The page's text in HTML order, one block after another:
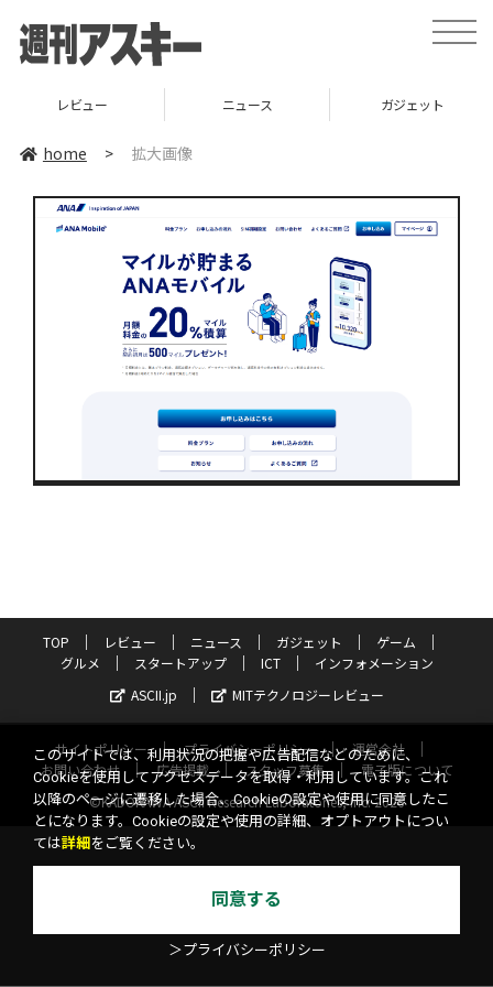
toggle
レビュー ニュース ガジェット
home > 拡大画像
TOP レビュー ニュース ガジェット
ゲーム
グルメ
スタートアップ ICT
インフォメーション
ASCII.jp
MITテクノロジーレビュー
サイトポリシー プライバシーポリシー
運営会社
お問い合わせ
広告掲載 スタッフ募集
電子版について
©KADOKAWA ASCII Research Laboratories, Inc. 2026
このサイトでは、利用状況の把握や広告配信などのために、
Cookieを使用してアクセスデータを取得・利用しています。これ
以降のページに遷移した場合、Cookieの設定や使用に同意したこ
とになります。Cookieの設定や使用の詳細、オプトアウトについ
ては詳細 をご覧ください。
同意する
＞プライバシーポリシー